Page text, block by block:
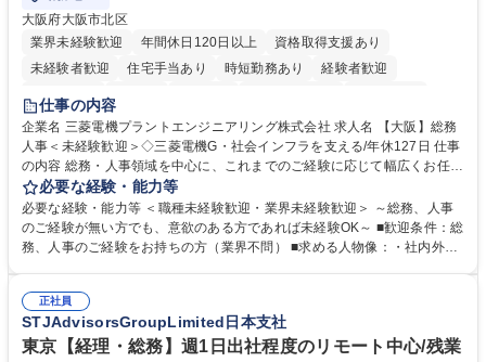
大阪府大阪市北区
業界未経験歓迎
年間休日120日以上
資格取得支援あり
未経験者歓迎
住宅手当あり 時短勤務あり
経験者歓迎
退職金あり
駅近5分以内
土日祝休み 服装自由 寮・社宅あり 食事補助あり
仕事の内容
企業名 三菱電機プラントエンジニアリング株式会社 求人名 【大阪】総務
人事＜未経験歓迎＞◇三菱電機G・社会インフラを支える/年休127日 仕事
の内容 総務・人事領域を中心に、これまでのご経験に応じて幅広くお任せ
します。 ＜具体的には＞ ・総務/人事労務（給与・社保・勤怠管理など）
・採用・教育研修 ・福利厚生運用 など ※基本的には事務所勤務ですが、
採用や教育等の業務内容により、関西圏以外への日帰り・宿泊を伴う国内
出張もございます。 ※担当業務を持ちつつ、お互いに助け合いながら、総
必要な経験・能力等
必要な経験・能力等 ＜職種未経験歓迎・業界未経験歓迎＞ ～総務、人事
のご経験が無い方でも、意欲のある方であれば未経験OK～ ■歓迎条件：総
務、人事のご経験をお持ちの方（業界不問） ■求める人物像：・社内外の
正社員
STJAdvisorsGroupLimited日本支社
東京【経理・総務】週1日出社程度のリモート中心/残業